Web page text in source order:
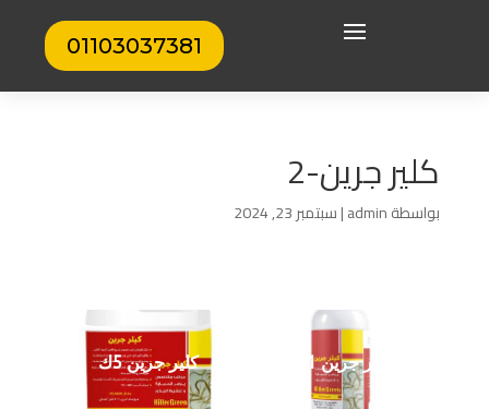
01103037381
كلير جرين-2
بواسطةadmin
|سبتمبر 23, 2024
كلير جرين 1 ك كلير جرين 5ك